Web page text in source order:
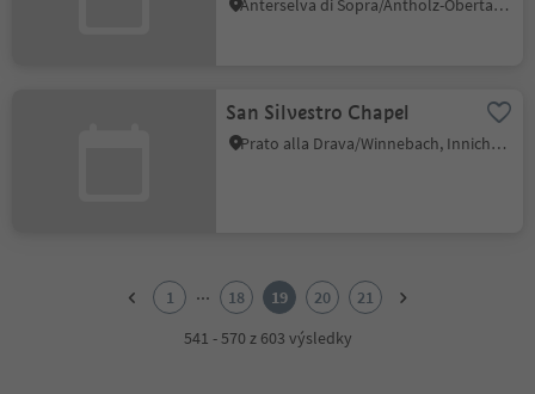
Anterselva di Sopra/Antholz-Obertal, Rasen-Antholz/Rasun Anterselva, Dolomites Region Kronplatz/Plan de Corones
San Silvestro Chapel
Prato alla Drava/Winnebach, Innichen/San Candido, Dolomites Region 3 Zinnen
1 ... 18 19 20
21
541 - 570 z 603 výsledky